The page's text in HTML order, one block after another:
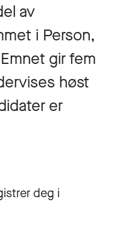
av
i Person,
gir fem
høst
er
deg i